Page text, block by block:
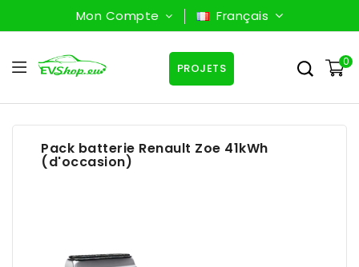
Mon Compte Français
0
PROJETS
Pack batterie Renault Zoe 41kWh
(d'occasion)